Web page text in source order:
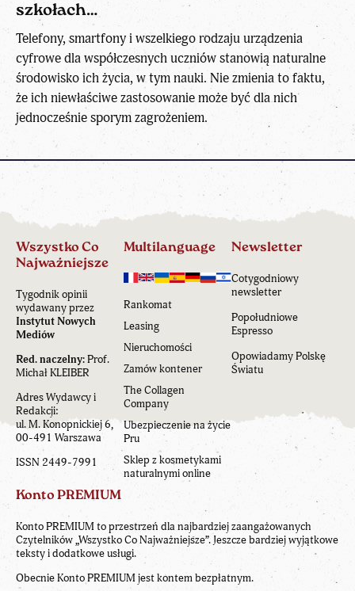
szkołach…
Telefony, smartfony i wszelkiego rodzaju urządzenia
cyfrowe dla współczesnych uczniów stanowią naturalne
środowisko ich życia, w tym nauki. Nie zmienia to faktu,
że ich niewłaściwe zastosowanie może być dla nich
jednocześnie sporym zagrożeniem.
Wszystko Co
Najważniejsze
Tygodnik opinii
wydawany przez
Instytut Nowych
Mediów
Red. naczelny:Prof.
Michał KLEIBER
Adres Wydawcy i
Redakcji:
ul. M. Konopnickiej 6,
00-491 Warszawa
ISSN 2449-7991
Multilanguage
Rankomat
Leasing
Nieruchomości
Zamów kontener
The Collagen
Company
Ubezpieczenie na życie
Pru
Sklep z kosmetykami
naturalnymi online
Newsletter
Cotygodniowy
newsletter
Popołudniowe
Espresso
Opowiadamy Polskę
Światu
Konto PREMIUM
Konto PREMIUM to przestrzeń dla najbardziej zaangażowanych
Czytelników „Wszystko Co Najważniejsze”. Jeszcze bardziej wyjątkowe
teksty i dodatkowe usługi.
Obecnie Konto PREMIUM jest kontem bezpłatnym.